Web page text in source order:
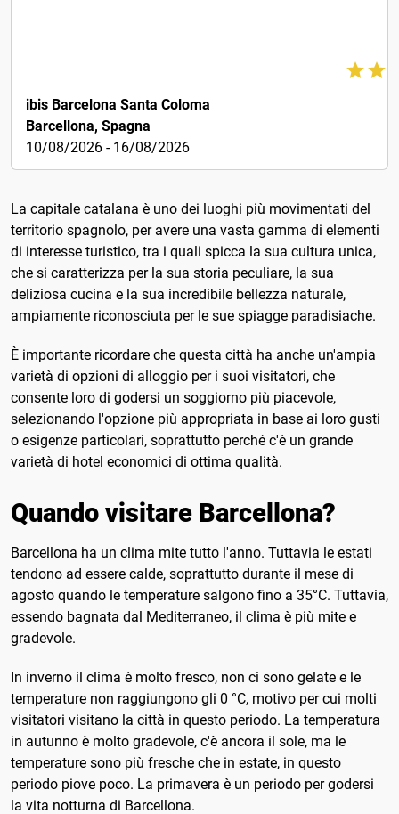
ibis Barcelona Santa Coloma
Barcellona, Spagna
10/08/2026 - 16/08/2026
La capitale catalana è uno dei luoghi più movimentati del
territorio spagnolo, per avere una vasta gamma di elementi
di interesse turistico, tra i quali spicca la sua cultura unica,
che si caratterizza per la sua storia peculiare, la sua
deliziosa cucina e la sua incredibile bellezza naturale,
ampiamente riconosciuta per le sue spiagge paradisiache.
È importante ricordare che questa città ha anche un'ampia
varietà di opzioni di alloggio per i suoi visitatori, che
consente loro di godersi un soggiorno più piacevole,
selezionando l'opzione più appropriata in base ai loro gusti
o esigenze particolari, soprattutto perché c'è un grande
varietà di hotel economici di ottima qualità.
Quando visitare Barcellona?
Barcellona ha un clima mite tutto l'anno. Tuttavia le estati
tendono ad essere calde, soprattutto durante il mese di
agosto quando le temperature salgono fino a 35°C. Tuttavia,
essendo bagnata dal Mediterraneo, il clima è più mite e
gradevole.
In inverno il clima è molto fresco, non ci sono gelate e le
temperature non raggiungono gli 0 °C, motivo per cui molti
visitatori visitano la città in questo periodo. La temperatura
in autunno è molto gradevole, c'è ancora il sole, ma le
temperature sono più fresche che in estate, in questo
periodo piove poco. La primavera è un periodo per godersi
la vita notturna di Barcellona.